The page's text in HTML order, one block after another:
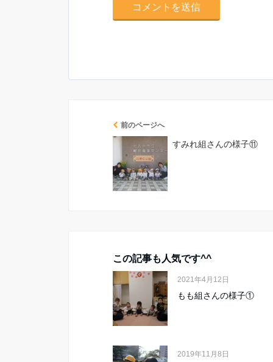
前のページへ
すみれ組さんの様子⑪
この記事も人気です^^
2021年4月12日
もも組さんの様子①
2019年11月8日